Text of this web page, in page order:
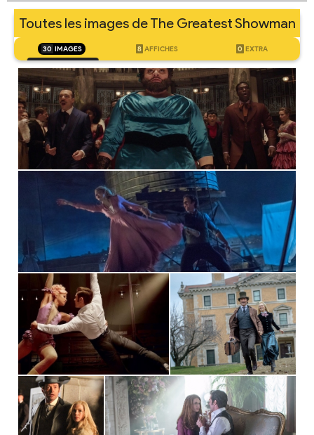
Toutes les images de The Greatest Showman
30 IMAGES 8 AFFICHES 0 EXTRA